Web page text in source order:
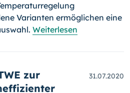
Varianten ermöglichen eine
Weiterlesen
zur
31.07.2020